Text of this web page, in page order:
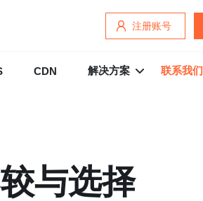
注册账号
CDN 解决方案 联系我们
与选择